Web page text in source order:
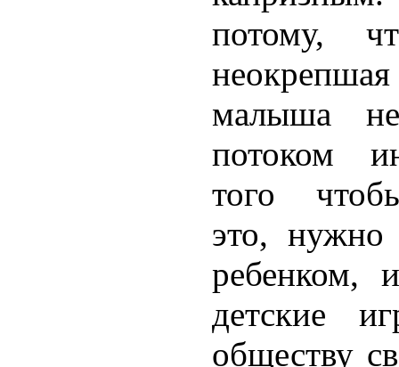
потому,
малыша
потоком
того
это, нужно
ребенком,
детские
обществу